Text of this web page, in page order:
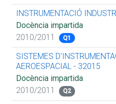
INSTRUMENTACIÓ
Docència impartida
2010/2011
Q1
SISTEMES
AEROESPACIAL - 32015
Docència impartida
2010/2011
Q2